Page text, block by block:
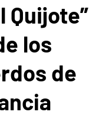
Quijote”
los
de